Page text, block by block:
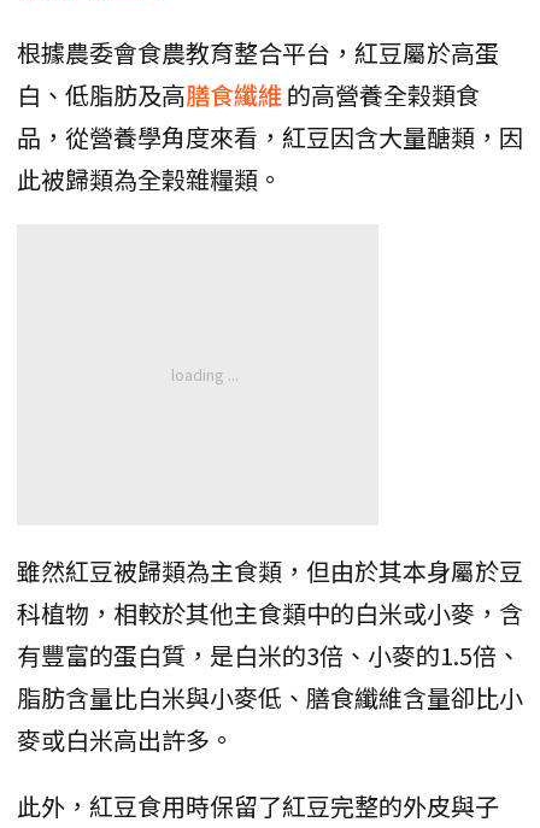
根據農委會食農教育整合平台，紅豆屬於高蛋
白、低脂肪及高膳食纖維的高營養全榖類食
品，從營養學角度來看，紅豆因含大量醣類，因
此被歸類為全榖雜糧類。
雖然紅豆被歸類為主食類，但由於其本身屬於豆
科植物，相較於其他主食類中的白米或小麥，含
有豐富的蛋白質，是白米的3倍、小麥的1.5倍、
脂肪含量比白米與小麥低、膳食纖維含量卻比小
麥或白米高出許多。
此外，紅豆食用時保留了紅豆完整的外皮與子